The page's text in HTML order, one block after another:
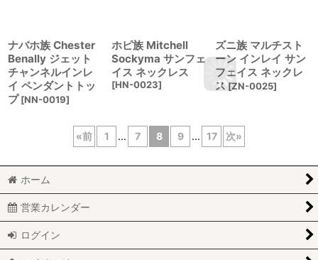
ナバホ族 Chester
Benally ジェット
チャンネルインレ
イ ペンダントトッ
プ [NN-0019]
ホピ族 Mitchell
Sockyma サンフェ
イス ネックレス
[HN-0023]
ズニ族 マルチスト
ーン インレイ サン
フェイス ネックレ
ス [ZN-0025]
«前 1 ... 7 8 9 ... 17 次»
ホーム
営業カレンダー
ログイン